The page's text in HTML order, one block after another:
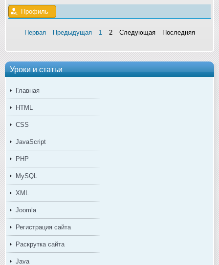
Уроки и статьи
Главная
HTML
CSS
JavaScript
PHP
MySQL
XML
Joomla
Регистрация сайта
Раскрутка сайта
Java
Профиль
Первая Предыдущая 1 2 Следующая Последняя